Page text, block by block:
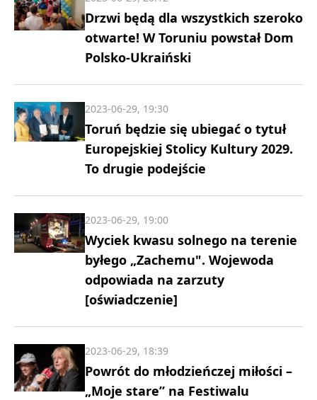
Drzwi będą dla wszystkich szeroko
otwarte! W Toruniu powstał Dom
Polsko-Ukraiński
Toruń będzie się ubiegać o tytuł
Europejskiej Stolicy Kultury 2029.
To drugie podejście
2023-06-29, 19:30
Wyciek kwasu solnego na terenie
byłego „Zachemu". Wojewoda
odpowiada na zarzuty
[oświadczenie]
2023-06-29, 19:00
Powrót do młodzieńczej miłości –
„Moje stare” na Festiwalu
2023-06-29, 18:39